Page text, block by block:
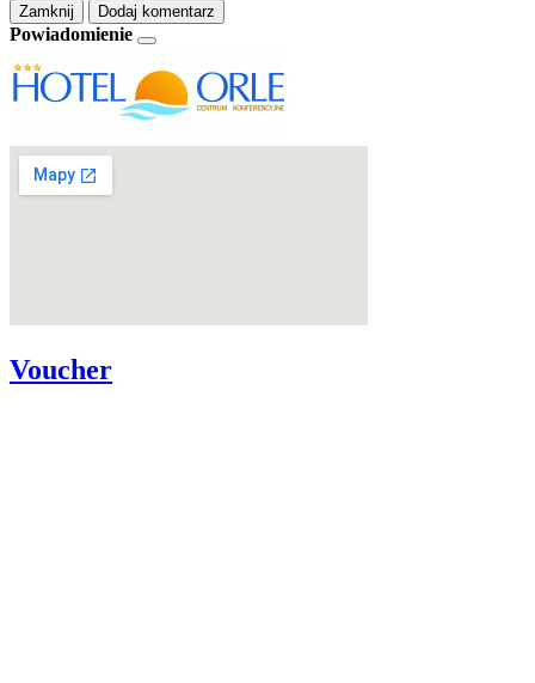
Zamknij Dodaj komentarz
Powiadomienie
Voucher